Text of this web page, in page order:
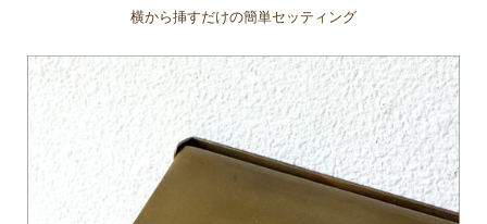
横から挿すだけの簡単セッティング